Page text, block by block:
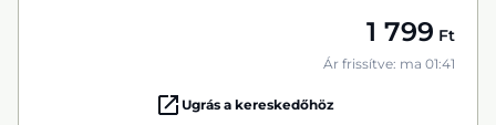
1 799 Ft
Ár frissítve: ma 01:41
Ugrás a kereskedőhöz